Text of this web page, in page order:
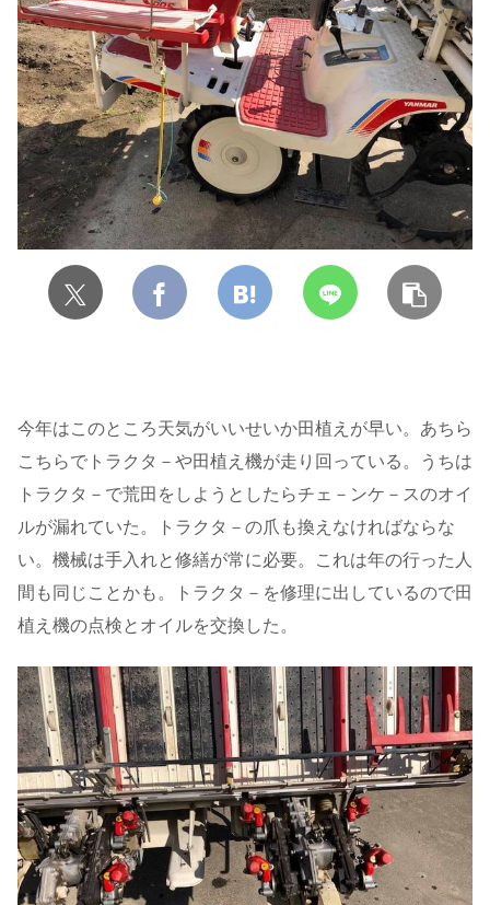
今年はこのところ天気がいいせいか田植えが早い。あちら
こちらでトラクタ－や田植え機が走り回っている。うちは
トラクタ－で荒田をしようとしたらチェ－ンケ－スのオイ
ルが漏れていた。トラクタ－の爪も換えなければならな
い。機械は手入れと修繕が常に必要。これは年の行った人
間も同じことかも。トラクタ－を修理に出しているので田
植え機の点検とオイルを交換した。